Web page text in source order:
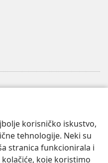
korisničko iskustvo,
tehnologije. Neki su
stranica funkcionirala i
koje koristimo